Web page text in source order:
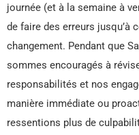
journée (et à la semaine à
de faire des erreurs jusqu’à
changement. Pendant que
sommes encouragés à
responsabilités et nos
manière immédiate ou
ressentions plus de